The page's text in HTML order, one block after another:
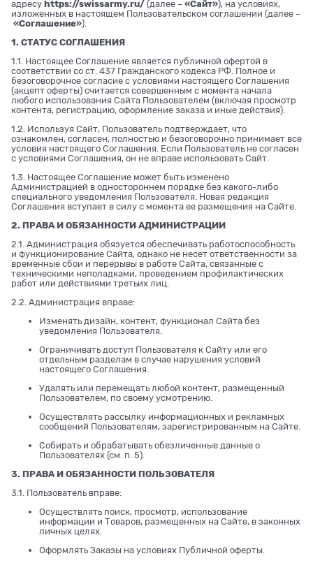
адресу https://swissarmy.ru/ (далее – «Сайт»), на условиях,
изложенных в настоящем Пользовательском соглашении (далее –
«Соглашение»).
1. СТАТУС СОГЛАШЕНИЯ
1.1. Настоящее Соглашение является публичной офертой в
соответствии со ст. 437 Гражданского кодекса РФ. Полное и
безоговорочное согласие с условиями настоящего Соглашения
(акцепт оферты) считается совершенным с момента начала
любого использования Сайта Пользователем (включая просмотр
контента, регистрацию, оформление заказа и иные действия).
1.2. Используя Сайт, Пользователь подтверждает, что
ознакомлен, согласен, полностью и безоговорочно принимает все
условия настоящего Соглашения. Если Пользователь не согласен
с условиями Соглашения, он не вправе использовать Сайт.
1.3. Настоящее Соглашение может быть изменено
Администрацией в одностороннем порядке без какого-либо
специального уведомления Пользователя. Новая редакция
Соглашения вступает в силу с момента ее размещения на Сайте.
2. ПРАВА И ОБЯЗАННОСТИ АДМИНИСТРАЦИИ
2.1. Администрация обязуется обеспечивать работоспособность
и функционирование Сайта, однако не несет ответственности за
временные сбои и перерывы в работе Сайта, связанные с
техническими неполадками, проведением профилактических
работ или действиями третьих лиц.
2.2. Администрация вправе:
Изменять дизайн, контент, функционал Сайта без
уведомления Пользователя.
Ограничивать доступ Пользователя к Сайту или его
отдельным разделам в случае нарушения условий
настоящего Соглашения.
Удалять или перемещать любой контент, размещенный
Пользователем, по своему усмотрению.
Осуществлять рассылку информационных и рекламных
сообщений Пользователям, зарегистрированным на Сайте.
Собирать и обрабатывать обезличенные данные о
Пользователях (см. п. 5).
3. ПРАВА И ОБЯЗАННОСТИ ПОЛЬЗОВАТЕЛЯ
3.1. Пользователь вправе:
Осуществлять поиск, просмотр, использование
информации и Товаров, размещенных на Сайте, в законных
личных целях.
Оформлять Заказы на условиях Публичной оферты.